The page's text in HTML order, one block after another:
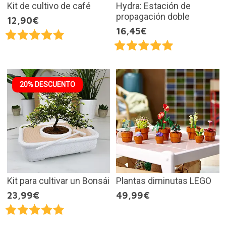
Kit de cultivo de café
12,90€
Hydra: Estación de
propagación doble
16,45€
20% DESCUENTO
Kit para cultivar un Bonsái
23,99€
Plantas diminutas LEGO
49,99€